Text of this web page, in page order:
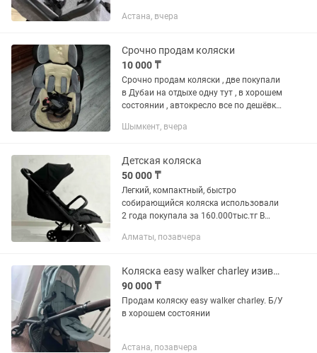
легкая, маневренная. Сама коляска
Астана, вчера
Срочно продам коляски
10 000 ₸
Срочно продам коляски , две покупали
в Дубаи на отдыхе одну тут , в хорошем
состоянии , автокресло все по дешёвке
15000 , серая и зелёная по 10000 ,
Шымкент, вчера
Детская коляска
50 000 ₸
Легкий, компактный, быстро
собирающийся коляска использовали
2 года покупала за 160.000тыс.тг В
Алматы, позавчера
Коляска easy walker charley изиволкер
90 000 ₸
Продам коляску easy walker charley. Б/У
в хорошем состоянии
Астана, позавчера